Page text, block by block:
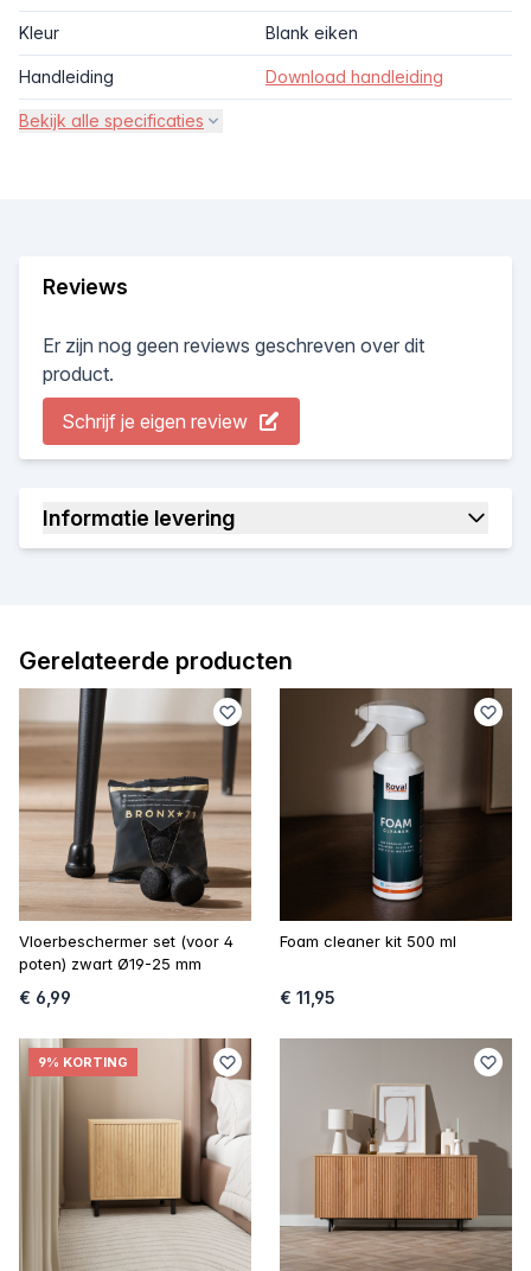
Kleur Blank eiken
Handleiding Download handleiding
Bekijk alle specificaties
Reviews
Er zijn nog geen reviews geschreven over dit
product.
Schrijf je eigen review
Informatie levering
Gerelateerde producten
Vloerbeschermer set (voor 4
poten) zwart Ø19-25 mm
€ 6,99
Foam cleaner kit 500 ml
€ 11,95
9% KORTING